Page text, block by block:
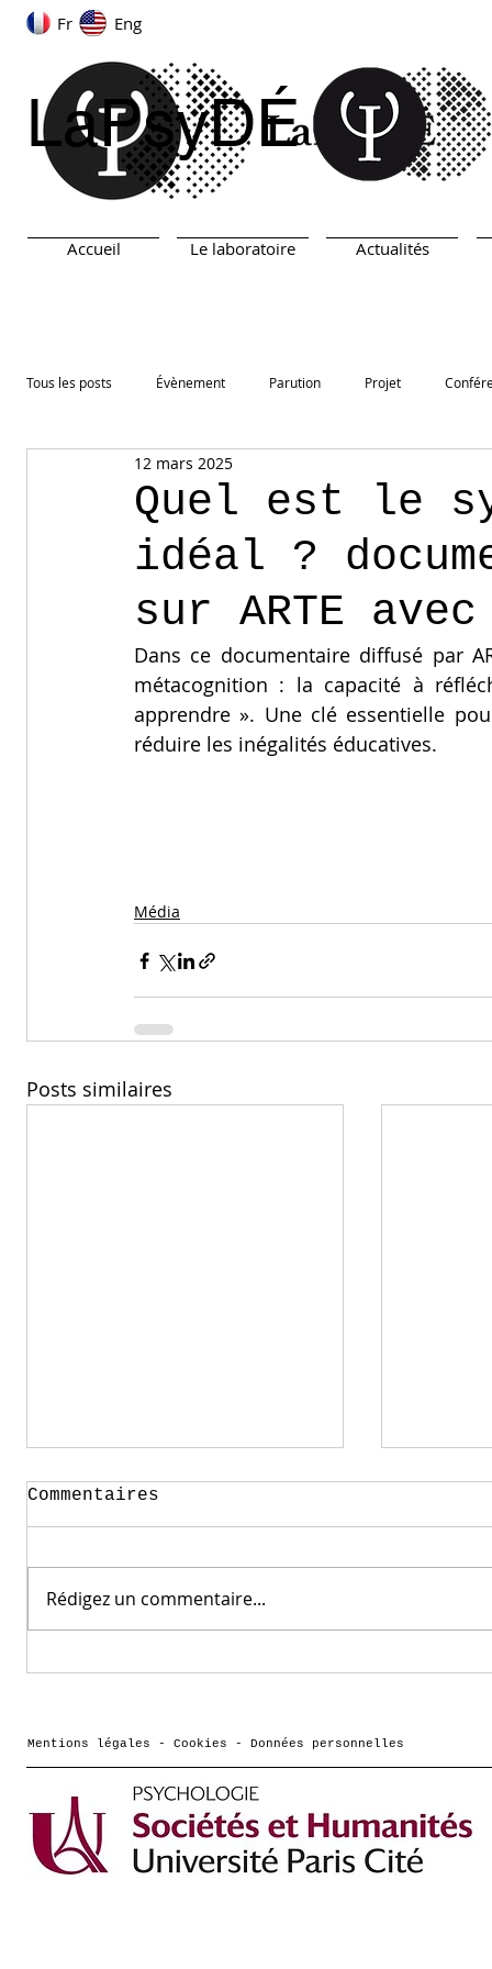
Fr Eng
LaPsyDÉ
Accueil Le laboratoire Actualités
Tous les posts Évènement Parution Projet
TEST Prix
Quel est le
idéal ?
sur ARTE
12 mars 2025
Dans ce documentaire diffusé par
métacognition : la capacité à
apprendre ». Une clé essentielle
réduire les inégalités éducatives.
Média
Posts similaires
mentale ? une
interview de Morgane
Hericher sur France
culture
Commentaires
Rédigez un commentaire...
Mentions légales - Cookies - Données personnelles